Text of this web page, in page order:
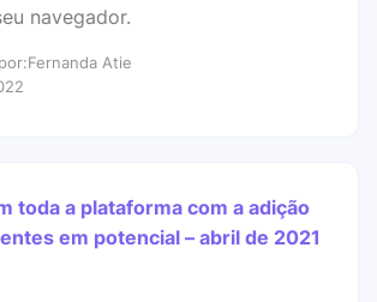
navegador.
Atie
toda a plataforma com a adição
em potencial – abril de 2021